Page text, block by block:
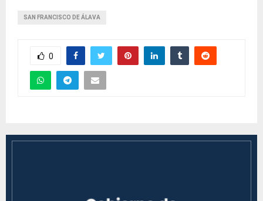
SAN FRANCISCO DE ÁLAVA
0